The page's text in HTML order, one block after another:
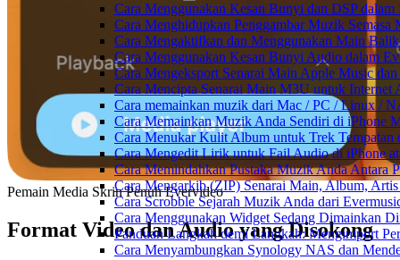
Cara Menggunakan Kesan Bunyi dan DSP
Cara Menghidupkan Penggambar Muzik
Cara Mengaktifkan dan Menggunakan Main
Cara Menggunakan Kesan Bunyi Audio dalam
Cara Mengeksport Senarai Main Apple Music
Cara Mencipta Senarai Main M3U untuk
Cara memainkan muzik dari Mac / PC / Linux /
Cara Memainkan Muzik Anda Sendiri di iPhone
Cara Menukar Kulit Album untuk Trek
Cara Mengedit Lirik untuk Fail Audio di iPhone
Cara Memindahkan Pustaka Muzik Anda Antara
Cara Mengarkib (ZIP) Senarai Main, Album,
Cara Scrobble Sejarah Muzik Anda dari
Cara Menggunakan Widget Sedang Dimainkan
Panduan Langkah demi Langkah: Mengimport
Cara Menyambungkan Synology NAS dan
Pemain Media Skrin Penuh Evervideo
Format Video dan Audio yang Disokong